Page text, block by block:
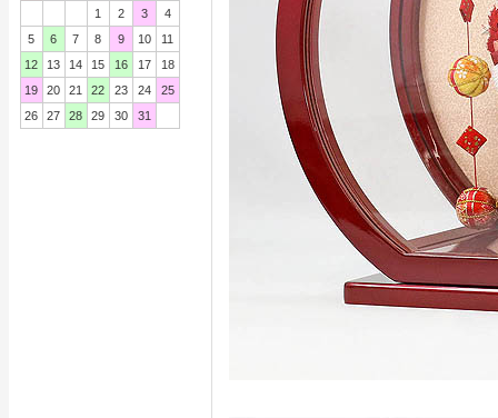
1
2 3
4
5
6 7 8 9 10
11
12
13 14 15 16 17
18
19
20 21 22 23 24
25
26
27 28 29 30 31